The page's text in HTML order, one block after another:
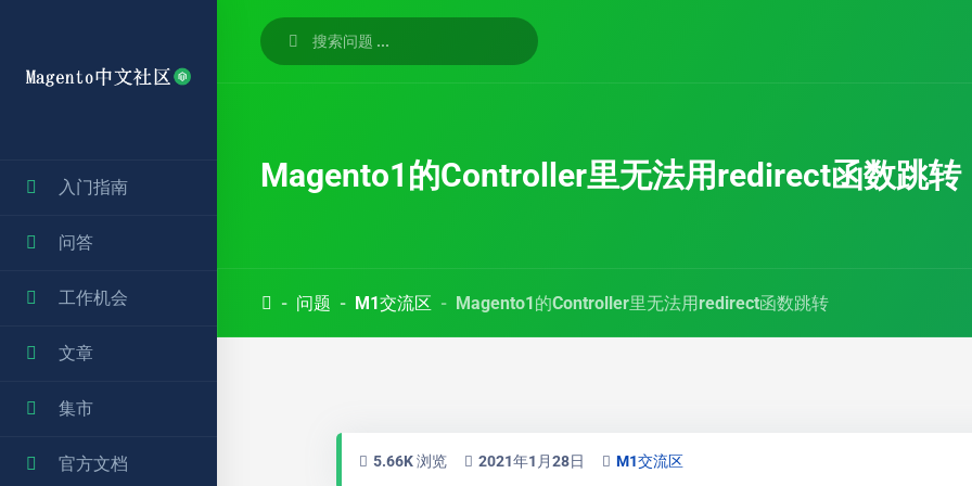
入门指南
问答
工作机会
文章
集市
官方文档
Magento1的Controller里无法用redirect函数跳转
问题 M1交流区 Magento1的Controller里无法用redirect函数跳转
5.66K 浏览 2021年1月28日 M1交流区